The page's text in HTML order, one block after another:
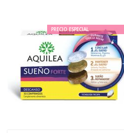
PRECIO ESPECIAL